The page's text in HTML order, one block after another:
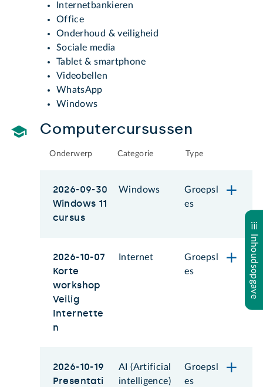
Inhoudsopgave
Internetbankieren
Office
Onderhoud & veiligheid
Sociale media
Tablet & smartphone
Videobellen
WhatsApp
Windows
Computercursussen
Onderwerp Categorie Type
2026-09-30
Windows 11
cursus
Windows
Groepsl
es
2026-10-07
Korte
workshop
Veilig
Internette
n
Internet
Groepsl
es
2026-10-19
Presentati
AI (Artificial
intelligence)
Groepsl
es